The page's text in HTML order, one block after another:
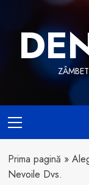
content
Menu
Prima pagină »
Nevoile Dvs.